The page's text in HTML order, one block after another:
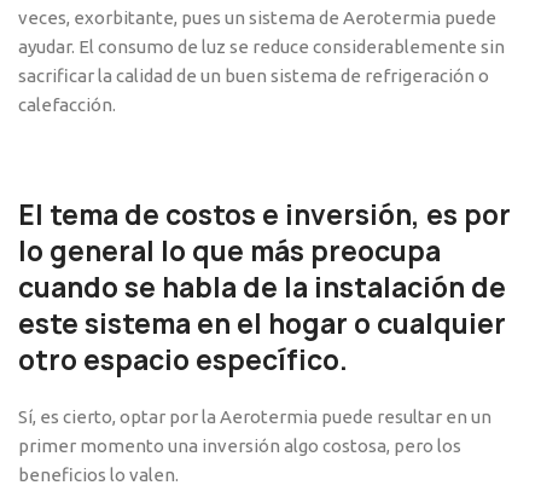
veces, exorbitante, pues un sistema de Aerotermia puede
ayudar. El consumo de luz se reduce considerablemente sin
sacrificar la calidad de un buen sistema de refrigeración o
calefacción.
El tema de costos e inversión, es por
lo general lo que más preocupa
cuando se habla de la instalación de
este sistema en el hogar o cualquier
otro espacio específico.
Sí, es cierto, optar por la Aerotermia puede resultar en un
primer momento una inversión algo costosa, pero los
beneficios lo valen.